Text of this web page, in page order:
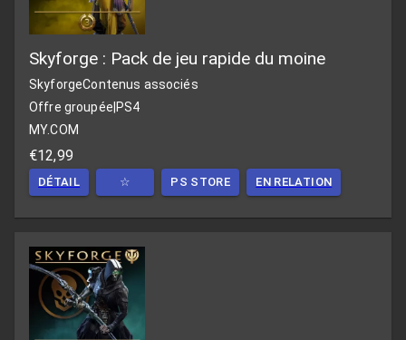
Skyforge : Pack de jeu rapide du moine
SkyforgeContenus associés
Offre groupée PS4
MY.COM
€12,99
DÉTAIL ☆ PS STORE EN RELATION